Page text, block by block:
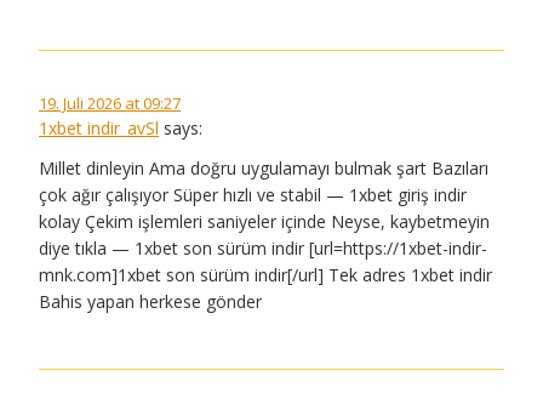
19. Juli 2026 at 09:27
1xbet indir_avSl says:
Millet dinleyin Ama doğru uygulamayı bulmak şart Bazıları
çok ağır çalışıyor Süper hızlı ve stabil — 1xbet giriş indir
kolay Çekim işlemleri saniyeler içinde Neyse, kaybetmeyin
diye tıkla — 1xbet son sürüm indir [url=https://1xbet-indir-
mnk.com]1xbet son sürüm indir[/url] Tek adres 1xbet indir
Bahis yapan herkese gönder